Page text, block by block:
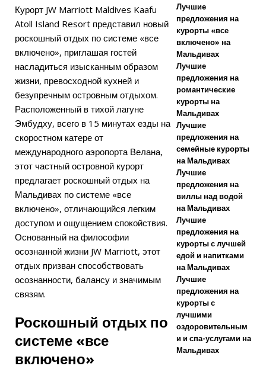
ОТЕЛИ И
КУРОРТЫ
[29 апреля
2026 г.] Как
ь роскошный
отель на
Мальдивах по
лучшей цене
ТУРИЗМА
[27 апреля
2026 г.] Отель
Centara Grand
представляет
Курорт JW Marriott Maldives Kaafu
Atoll Island Resort представил новый
роскошный отдых по системе «все
включено», приглашая гостей
насладиться изысканным образом
жизни, превосходной кухней и
безупречным островным отдыхом.
Расположенный в тихой лагуне
Эмбудху, всего в 15 минутах езды на
скоростном катере от
международного аэропорта Велана,
этот частный островной курорт
предлагает роскошный отдых на
Мальдивах по системе «все
включено», отличающийся легким
доступом и ощущением спокойствия.
Основанный на философии
осознанной жизни JW Marriott, этот
отдых призван способствовать
осознанности, балансу и значимым
связям.
Роскошный отдых по
системе «все
включено»
Лучшие
предложения на
курорты «все
включено» на
Мальдивах
Лучшие
предложения на
романтические
курорты на
Мальдивах
Лучшие
предложения на
семейные курорты
на Мальдивах
Лучшие
предложения на
виллы над водой
на Мальдивах
Лучшие
предложения на
курорты с лучшей
едой и напитками
на Мальдивах
Лучшие
предложения на
курорты с
лучшими
оздоровительным
и и спа-услугами на
Мальдивах